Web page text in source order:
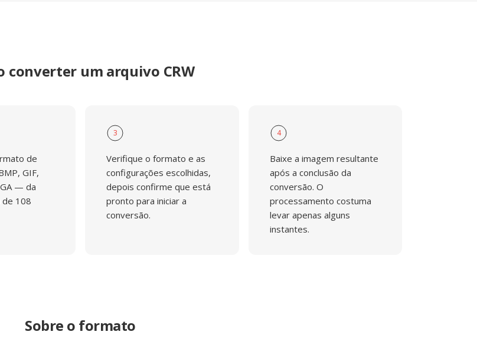
converter um arquivo CRW
de
GIF,
— da
108
3
Verifique o formato e as
configurações escolhidas,
depois confirme que está
pronto para iniciar a
conversão.
4
Baixe a imagem resultante
após a conclusão da
conversão. O
processamento costuma
levar apenas alguns
instantes.
Sobre o formato